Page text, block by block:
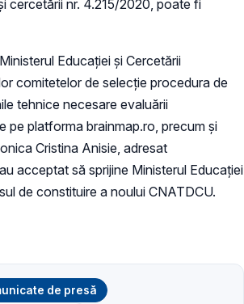
cercetării nr. 4.215/2020, poate fi
Educației și Cercetării
comitetelor de selecție procedura de
tehnice necesare evaluării
pe platforma brainmap.ro, precum și
Cristina Anisie, adresat
acceptat să sprijine Ministerul Educației
de constituire a noului CNATDCU.
de presă